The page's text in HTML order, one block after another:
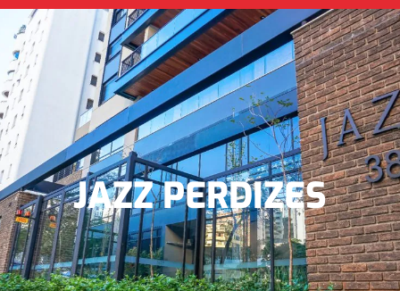
JAZZ PERDIZES